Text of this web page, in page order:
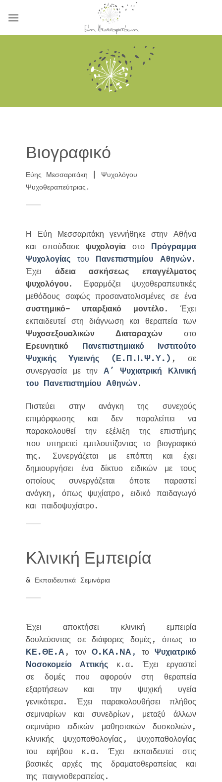
στο
Βιογραφικό
Εύης Μεσσαριτάκη | Ψυχολόγου
Ψυχοθεραπεύτριας.
Η Εύη Μεσσαριτάκη γεννήθηκε στην Αθήνα
και σπούδασε ψυχολογία στο Πρόγραμμα
Ψυχολογίας του Πανεπιστημίου Αθηνών.
Έχει άδεια ασκήσεως επαγγέλματος
ψυχολόγου. Εφαρμόζει ψυχοθεραπευτικές
μεθόδους σαφώς προσανατολισμένες σε ένα
συστημικό- υπαρξιακό μοντέλο. Έχει
εκπαιδευτεί στη διάγνωση και θεραπεία των
Ψυχοσεξουαλικών Διαταραχών στο
Ερευνητικό Πανεπιστημιακό Ινστιτούτο
Ψυχικής Υγιεινής (Ε.Π.Ι.Ψ.Υ.) , σε
συνεργασία με την Α´ Ψυχιατρική Κλινική
του Πανεπιστημίου Αθηνών.
Πιστεύει στην ανάγκη της συνεχούς
επιμόρφωσης και δεν παραλείπει να
παρακολουθεί την εξέλιξη της επιστήμης
που υπηρετεί εμπλουτίζοντας το βιογραφικό
της. Συνεργάζεται με επόπτη και έχει
δημιουργήσει ένα δίκτυο ειδικών με τους
οποίους συνεργάζεται όποτε παραστεί
ανάγκη, όπως ψυχίατρο, ειδικό παιδαγωγό
και παιδοψυχίατρο.
Κλινική Εμπειρία
& Εκπαιδευτικά Σεμινάρια
Έχει αποκτήσει κλινική εμπειρία
δουλεύοντας σε διάφορες δομές, όπως το
ΚΕ.ΘΕ.Α , τον Ο.ΚΑ.ΝΑ , το Ψυχιατρικό
Νοσοκομείο Αττικής κ.α. Έχει εργαστεί
σε δομές που αφορούν στη θεραπεία
εξαρτήσεων και την ψυχική υγεία
γενικότερα. Έχει παρακολουθήσει πλήθος
σεμιναρίων και συνεδρίων, μεταξύ άλλων
σεμινάριο ειδικών μαθησιακών δυσκολιών,
κλινικής ψυχοπαθολογίας, ψυχοπαθολογίας
του εφήβου κ.α. Έχει εκπαιδευτεί στις
βασικές αρχές της δραματοθεραπείας και
της παιγνιοθεραπείας.